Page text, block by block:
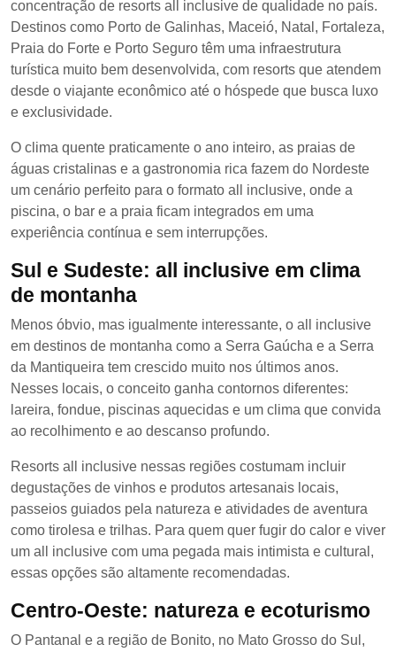
concentração de resorts all inclusive de qualidade no país.
Destinos como Porto de Galinhas, Maceió, Natal, Fortaleza,
Praia do Forte e Porto Seguro têm uma infraestrutura
turística muito bem desenvolvida, com resorts que atendem
desde o viajante econômico até o hóspede que busca luxo
e exclusividade.
O clima quente praticamente o ano inteiro, as praias de
águas cristalinas e a gastronomia rica fazem do Nordeste
um cenário perfeito para o formato all inclusive, onde a
piscina, o bar e a praia ficam integrados em uma
experiência contínua e sem interrupções.
Sul e Sudeste: all inclusive em clima
de montanha
Menos óbvio, mas igualmente interessante, o all inclusive
em destinos de montanha como a Serra Gaúcha e a Serra
da Mantiqueira tem crescido muito nos últimos anos.
Nesses locais, o conceito ganha contornos diferentes:
lareira, fondue, piscinas aquecidas e um clima que convida
ao recolhimento e ao descanso profundo.
Resorts all inclusive nessas regiões costumam incluir
degustações de vinhos e produtos artesanais locais,
passeios guiados pela natureza e atividades de aventura
como tirolesa e trilhas. Para quem quer fugir do calor e viver
um all inclusive com uma pegada mais intimista e cultural,
essas opções são altamente recomendadas.
Centro-Oeste: natureza e ecoturismo
O Pantanal e a região de Bonito, no Mato Grosso do Sul,